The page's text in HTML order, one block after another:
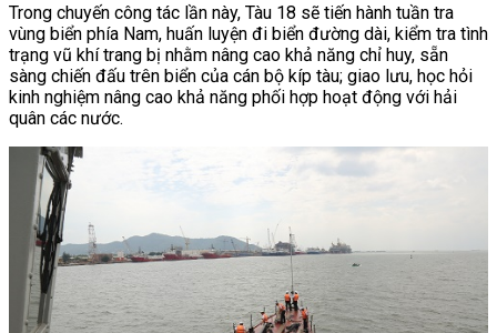
Trong chuyến công tác lần này, Tàu 18 sẽ tiến hành tuần tra
vùng biển phía Nam, huấn luyện đi biển đường dài, kiểm tra tình
trạng vũ khí trang bị nhằm nâng cao khả năng chỉ huy, sẵn
sàng chiến đấu trên biển của cán bộ kíp tàu; giao lưu, học hỏi
kinh nghiệm nâng cao khả năng phối hợp hoạt động với hải
quân các nước.